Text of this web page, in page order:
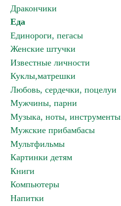
Дракончики
Еда
Единороги, пегасы
Женские штучки
Известные личности
Куклы,матрешки
Любовь, сердечки, поцелуи
Мужчины, парни
Музыка, ноты, инструменты
Мужские прибамбасы
Мультфильмы
Картинки детям
Книги
Компьютеры
Напитки